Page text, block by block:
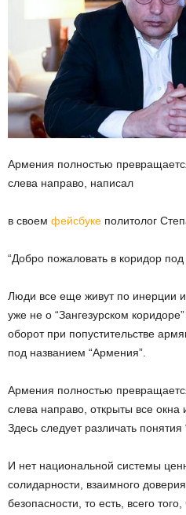
Армения полностью
слева направо, написал
в своем фейсбуке политолог
“Добро пожаловать в коридор
Люди все еще живут по инерции
уже не о “Зангезурском
оборот при попустительстве
под названием “Армения”.
Армения полностью
слева направо, открыты все
Здесь следует различать понятия
И нет национальной системы
солидарности, взаимного
безопасности, то есть, всего